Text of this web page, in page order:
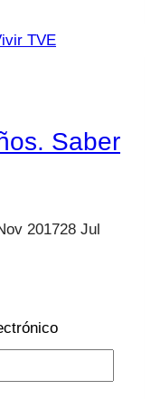
Saber
201728 Jul
gustillo a esto.
para mí de
escucho